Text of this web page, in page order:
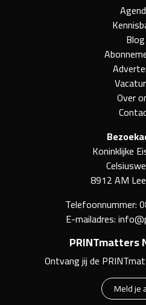
Blog
Over
Koninklijke
8912 AM
Telefoonnummer:
E-mailadres:
PRINTmatters
Ontvang jij de
Meld je